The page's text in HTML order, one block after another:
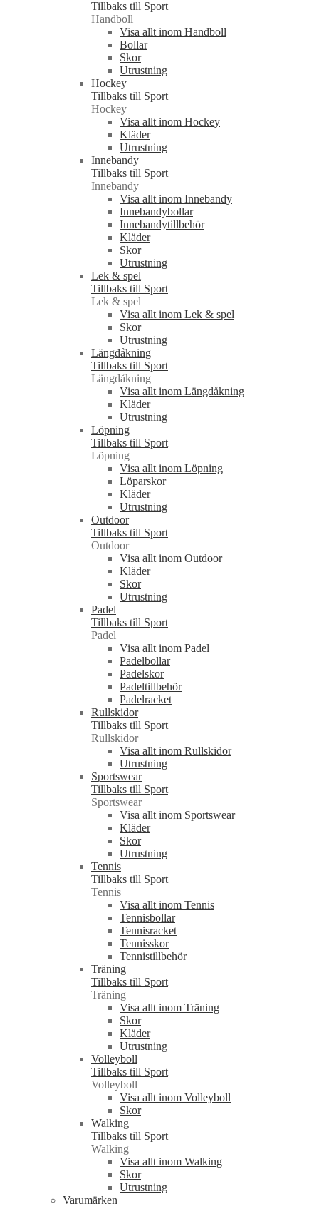
Tillbaks till Sport
Handboll
Visa allt inom Handboll
Bollar
Skor
Utrustning
Hockey
Tillbaks till Sport
Hockey
Visa allt inom Hockey
Kläder
Utrustning
Innebandy
Tillbaks till Sport
Innebandy
Visa allt inom Innebandy
Innebandybollar
Innebandytillbehör
Kläder
Skor
Utrustning
Lek & spel
Tillbaks till Sport
Lek & spel
Visa allt inom Lek & spel
Skor
Utrustning
Längdåkning
Tillbaks till Sport
Längdåkning
Visa allt inom Längdåkning
Kläder
Utrustning
Löpning
Tillbaks till Sport
Löpning
Visa allt inom Löpning
Löparskor
Kläder
Utrustning
Outdoor
Tillbaks till Sport
Outdoor
Visa allt inom Outdoor
Kläder
Skor
Utrustning
Padel
Tillbaks till Sport
Padel
Visa allt inom Padel
Padelbollar
Padelskor
Padeltillbehör
Padelracket
Rullskidor
Tillbaks till Sport
Rullskidor
Visa allt inom Rullskidor
Utrustning
Sportswear
Tillbaks till Sport
Sportswear
Visa allt inom Sportswear
Kläder
Skor
Utrustning
Tennis
Tillbaks till Sport
Tennis
Visa allt inom Tennis
Tennisbollar
Tennisracket
Tennisskor
Tennistillbehör
Träning
Tillbaks till Sport
Träning
Visa allt inom Träning
Skor
Kläder
Utrustning
Volleyboll
Tillbaks till Sport
Volleyboll
Visa allt inom Volleyboll
Skor
Walking
Tillbaks till Sport
Walking
Visa allt inom Walking
Skor
Utrustning
Varumärken